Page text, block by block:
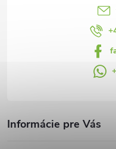
Informácie pre Vás